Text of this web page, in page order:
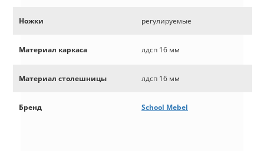
Ножки регулируемые
Материал каркаса лдсп 16 мм
Материал столешницы лдсп 16 мм
Бренд School Mebel